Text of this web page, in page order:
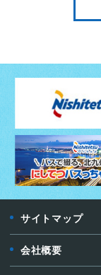
サイトマップ
会社概要